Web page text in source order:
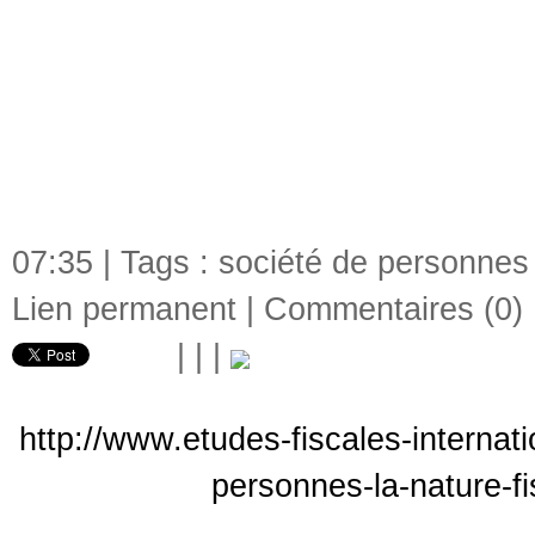
07:35 | Tags : société de
Lien permanent
Commentaires (0)
http://www.etudes-fiscales-
personnes-la-nature-